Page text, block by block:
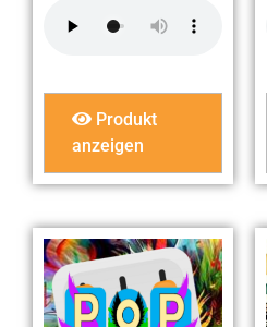
Produkt
anzeigen